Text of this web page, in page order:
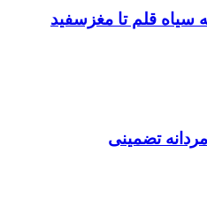
سیاه قلم تا مغزسفید